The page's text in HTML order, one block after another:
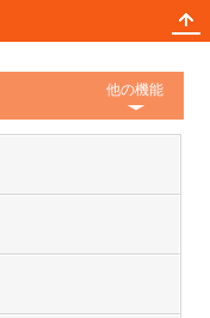
他の機能